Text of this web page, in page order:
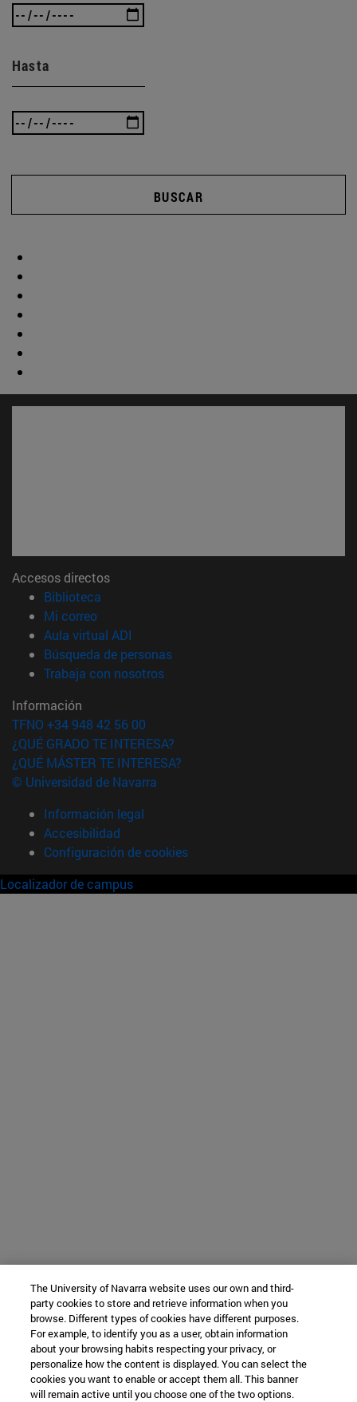
Hasta
BUSCAR
Accesos directos
Biblioteca
Mi correo(abre en nueva ventana)
Aula virtual ADI
Búsqueda de personas(abre en nueva ventana)
Trabaja con nosotros(abre en nueva ventana)
Información
TFNO +34 948 42 56 00
¿QUÉ GRADO TE INTERESA?
¿QUÉ MÁSTER TE INTERESA?
© Universidad de Navarra
Información legal
Accesibilidad
Configuración de cookies
Localizador de campus
The University of Navarra website uses our own and third-
party cookies to store and retrieve information when you
browse. Different types of cookies have different purposes.
For example, to identify you as a user, obtain information
about your browsing habits respecting your privacy, or
personalize how the content is displayed. You can select the
cookies you want to enable or accept them all. This banner
will remain active until you choose one of the two options.